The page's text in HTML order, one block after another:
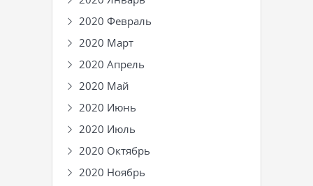
2020 Февраль
2020 Март
2020 Апрель
2020 Май
2020 Июнь
2020 Июль
2020 Октябрь
2020 Ноябрь